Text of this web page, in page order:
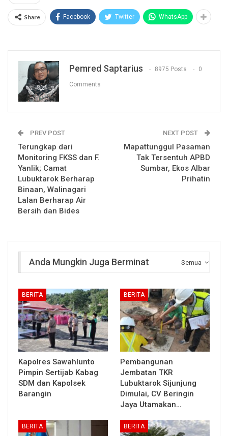
Share Facebook Twitter WhatsApp
Pemred Saptarius 8975 Posts 0
Comments
PREV POST
Terungkap dari
Monitoring FKSS dan F.
Yanlik; Camat
Lubuktarok Berharap
Binaan, Walinagari
Lalan Berharap Air
Bersih dan Bides
NEXT POST
Mapattunggul Pasaman
Tak Tersentuh APBD
Sumbar, Ekos Albar
Prihatin
Semua
Anda Mungkin Juga Berminat
BERITA
Kapolres Sawahlunto
Pimpin Sertijab Kabag
SDM dan Kapolsek
Barangin
BERITA
Pembangunan
Jembatan TKR
Lubuktarok Sijunjung
Dimulai, CV Beringin
Jaya Utamakan…
BERITA BERITA